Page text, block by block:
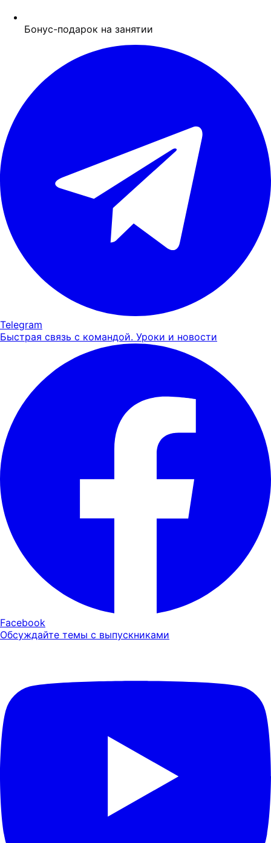
Бонус-подарок на занятии
Telegram
Быстрая связь с командой. Уроки и новости
Facebook
Обсуждайте темы с выпускниками